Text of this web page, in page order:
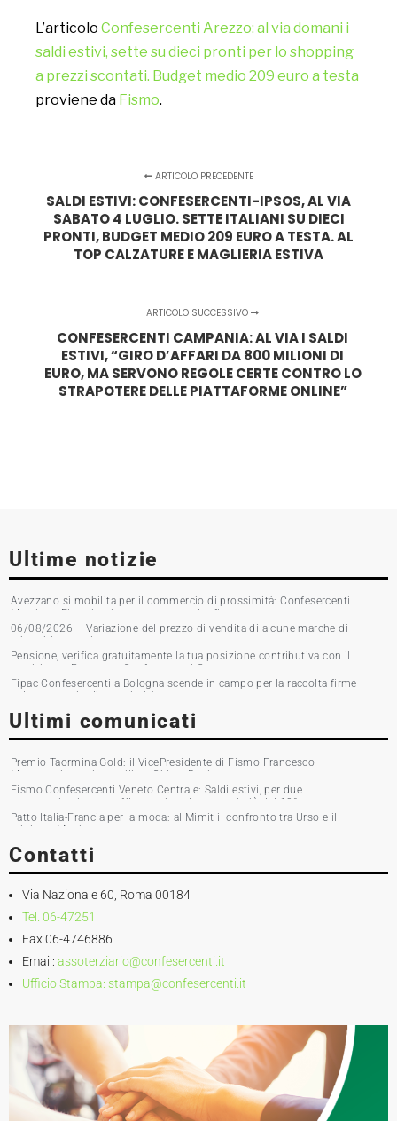
L’articolo Confesercenti Arezzo: al via domani i
saldi estivi, sette su dieci pronti per lo shopping
a prezzi scontati. Budget medio 209 euro a testa
proviene da Fismo.
ARTICOLO PRECEDENTE
SALDI ESTIVI: CONFESERCENTI-IPSOS, AL VIA
SABATO 4 LUGLIO. SETTE ITALIANI SU DIECI
PRONTI, BUDGET MEDIO 209 EURO A TESTA. AL
TOP CALZATURE E MAGLIERIA ESTIVA
ARTICOLO SUCCESSIVO
CONFESERCENTI CAMPANIA: AL VIA I SALDI
ESTIVI, “GIRO D’AFFARI DA 800 MILIONI DI
EURO, MA SERVONO REGOLE CERTE CONTRO LO
STRAPOTERE DELLE PIATTAFORME ONLINE”
Ultime notizie
Avezzano si mobilita per il commercio di prossimità: Confesercenti
Marsica e Fipac in piazza per la raccolta firme
06/08/2026 – Variazione del prezzo di vendita di alcune marche di
tabacchi lavorati
Pensione, verifica gratuitamente la tua posizione contributiva con il
servizio del Patronato Confesercenti Grosseto
Fipac Confesercenti a Bologna scende in campo per la raccolta firme
sul commercio di prossimità
Ultimi comunicati
Premio Taormina Gold: il VicePresidente di Fismo Francesco
Musumeci premia la stilista Chiara Boni
Fismo Confesercenti Veneto Centrale: Saldi estivi, per due
commercianti su tre affluenza in calo. Incassi giù del 10%
Patto Italia-Francia per la moda: al Mimit il confronto tra Urso e il
ministro Martin
Contatti
Via Nazionale 60, Roma 00184
Tel. 06-47251
Fax 06-4746886
Email: assoterziario@confesercenti.it
Ufficio Stampa: stampa@confesercenti.it